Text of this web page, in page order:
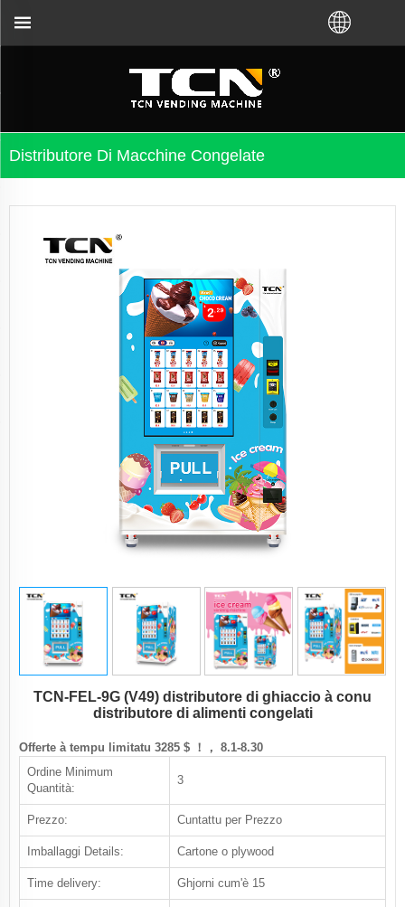
Distributore Di Macchine Congelate
TCN-FEL-9G (V49) distributore di ghiaccio à conu
distributore di alimenti congelati
Offerte à tempu limitatu 3285 $ ！， 8.1-8.30
Ordine Minimum
Quantità:
3
Prezzo: Cuntattu per Prezzo
Imballaggi Details: Cartone o plywood
Time delivery: Ghjorni cum'è 15
ùn importa micca chì avete acquistatu VM